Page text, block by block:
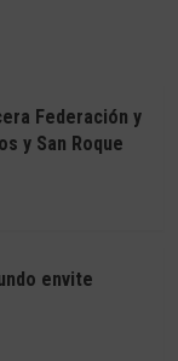
Federación y
y San Roque
envite